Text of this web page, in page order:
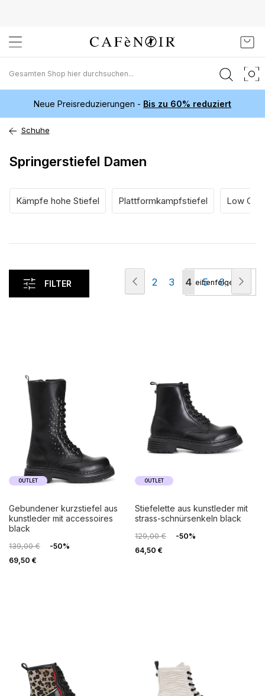
Inhalt
springen
Neue Preisreduzierungen - Bis zu 60% reduziert
Schuhe
Springerstiefel Damen
Kämpfe hohe Stiefel Plattformkampfstiefel Low
FILTER
OUTLET
gebundener kurzstiefel aus
kunstleder mit accessoires
black
139,00 €
-50%
69,50 €
OUTLET
stiefelette aus kunstleder mit
strass-schnürsenkeln black
129,00 €
-50%
64,50 €
Seite
Zurück
Seite
2 Seite
3 Sie
Seite
4 Seite
5 Seite
6